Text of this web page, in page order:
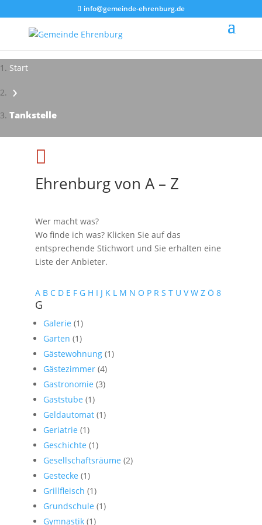
info@gemeinde-ehrenburg.de
Start
›
Tankstelle

Ehrenburg von A – Z
Wer macht was?
Wo finde ich was? Klicken Sie auf das
entsprechende Stichwort und Sie erhalten eine
Liste der Anbieter.
A B C D E F G H I J K L M N O P R S T U V W Z Ö 8
G
Galerie (1)
Garten (1)
Gästewohnung (1)
Gästezimmer (4)
Gastronomie (3)
Gaststube (1)
Geldautomat (1)
Geriatrie (1)
Geschichte (1)
Gesellschaftsräume (2)
Gestecke (1)
Grillfleisch (1)
Grundschule (1)
Gymnastik (1)